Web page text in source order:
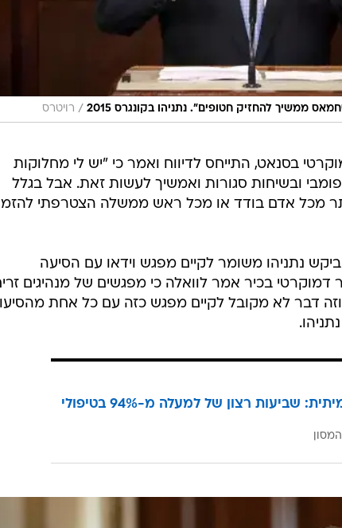
להחזיק חטופים". נתניהו בקונגרס 2015 / רויטרס
בסנאט, התייחס לדיווח ואמר כי "יש לי מחלוקות
ובשיחות סגורות ואמשיך לעשות זאת. אבל בגלל
מכל אדם בודד או מכל ראש ממשלה הצטרפתי
נתניהו משומר לקיים מפגש וידאו עם הסיעה
בכיר אמר לוואלה כי מפגשים של מנהיגים
דבר לא מקובל לקיים מפגש כזה עם כל אחת
הצלחה אמיתית: שביעות רצון של למעלה מ-94% בטיפולי